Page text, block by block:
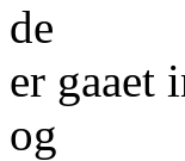
de
er gaaet
og